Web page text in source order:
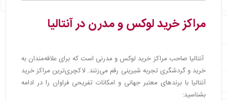
مراکز خرید لوکس و مدرن در آنتالیا
آنتالیا صاحب مراکز خرید لوکس و مدرنی است که برای علاقه‌مندان به
خرید و گردشگری تجربه شیرینی رقم می‌زنند. لاکچری‌ترین مراکز خرید
آنتالیا با برندهای معتبر جهانی و امکانات تفریحی فراوان را در ادامه
بشناسید: